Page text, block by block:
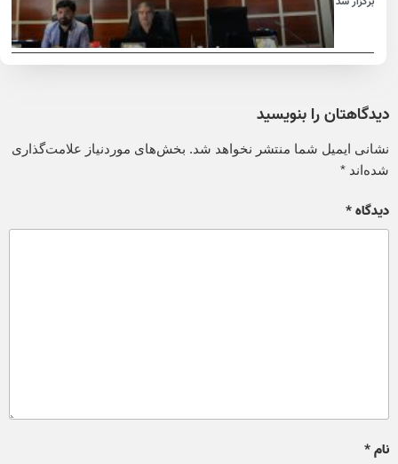
دیدگاهتان را بنویسید
نشانی ایمیل شما منتشر نخواهد شد. بخش‌های موردنیاز علامت‌گذاری
شده‌اند*
دیدگاه*
نام*